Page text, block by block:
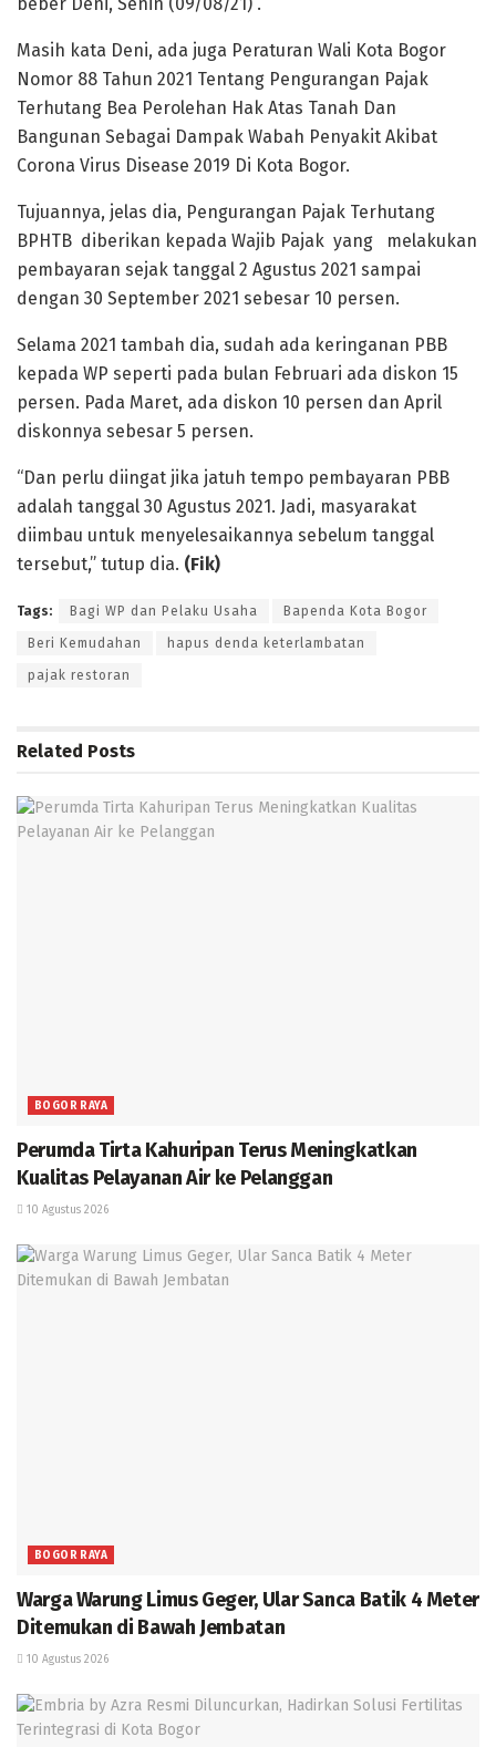
Masih kata Deni, ada juga Peraturan Wali Kota Bogor
Nomor 88 Tahun 2021 Tentang Pengurangan Pajak
Terhutang Bea Perolehan Hak Atas Tanah Dan
Bangunan Sebagai Dampak Wabah Penyakit Akibat
Corona Virus Disease 2019 Di Kota Bogor.
Tujuannya, jelas dia, Pengurangan Pajak Terhutang
BPHTB diberikan kepada Wajib Pajak yang melakukan
pembayaran sejak tanggal 2 Agustus 2021 sampai
dengan 30 September 2021 sebesar 10 persen.
Selama 2021 tambah dia, sudah ada keringanan PBB
kepada WP seperti pada bulan Februari ada diskon 15
persen. Pada Maret, ada diskon 10 persen dan April
diskonnya sebesar 5 persen.
“Dan perlu diingat jika jatuh tempo pembayaran PBB
adalah tanggal 30 Agustus 2021. Jadi, masyarakat
diimbau untuk menyelesaikannya sebelum tanggal
tersebut,” tutup dia. (Fik)
Tags: Bagi WP dan Pelaku Usaha Bapenda Kota Bogor
Beri Kemudahan hapus denda keterlambatan
pajak restoran
Related Posts
BOGOR RAYA
Perumda Tirta Kahuripan Terus Meningkatkan
Kualitas Pelayanan Air ke Pelanggan
10 Agustus 2026
BOGOR RAYA
Warga Warung Limus Geger, Ular Sanca Batik 4 Meter
Ditemukan di Bawah Jembatan
10 Agustus 2026